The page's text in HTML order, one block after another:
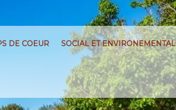
DE COEUR SOCIAL ET ENVIRONEMENTAL